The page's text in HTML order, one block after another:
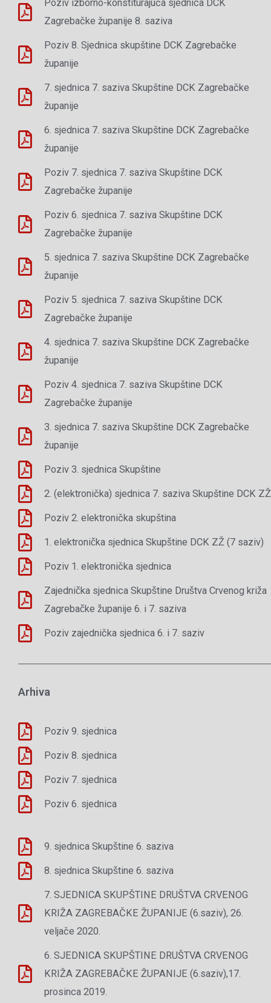
Poziv izborno-konstiturajuća sjednica DCK
Zagrebačke županije 8. saziva
Poziv 8. Sjednica skupštine DCK Zagrebačke
županije
7. sjednica 7. saziva Skupštine DCK Zagrebačke
županije
6. sjednica 7. saziva Skupštine DCK Zagrebačke
županije
Poziv 7. sjednica 7. saziva Skupštine DCK
Zagrebačke županije
Poziv 6. sjednica 7. saziva Skupštine DCK
Zagrebačke županije
5. sjednica 7. saziva Skupštine DCK Zagrebačke
županije
Poziv 5. sjednica 7. saziva Skupštine DCK
Zagrebačke županije
4. sjednica 7. saziva Skupštine DCK Zagrebačke
županije
Poziv 4. sjednica 7. saziva Skupštine DCK
Zagrebačke županije
3. sjednica 7. saziva Skupštine DCK Zagrebačke
županije
Poziv 3. sjednica Skupštine
2. (elektronička) sjednica 7. saziva Skupštine DCK ZŽ
Poziv 2. elektronička skupština
1. elektronička sjednica Skupštine DCK ZŽ (7 saziv)
Poziv 1. elektronička sjednica
Zajednička sjednica Skupštine Društva Crvenog križa
Zagrebačke županije 6. i 7. saziva
Poziv zajednička sjednica 6. i 7. saziv
Arhiva
Poziv 9. sjednica
Poziv 8. sjednica
Poziv 7. sjednica
Poziv 6. sjednica
9. sjednica Skupštine 6. saziva
8. sjednica Skupštine 6. saziva
7. SJEDNICA SKUPŠTINE DRUŠTVA CRVENOG
KRIŽA ZAGREBAČKE ŽUPANIJE (6.saziv), 26.
veljače 2020.
6. SJEDNICA SKUPŠTINE DRUŠTVA CRVENOG
KRIŽA ZAGREBAČKE ŽUPANIJE (6.saziv),17.
prosinca 2019.